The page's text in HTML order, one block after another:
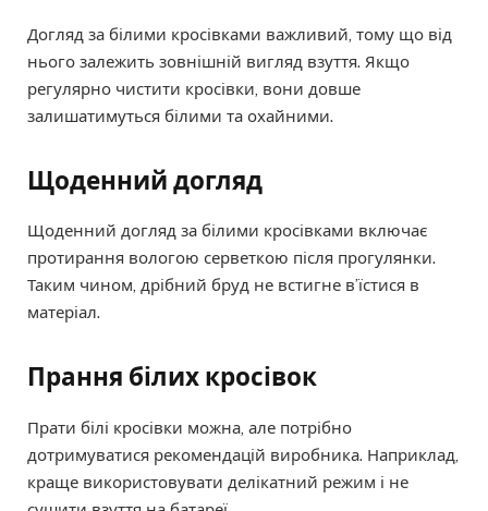
Догляд за білими кросівками важливий, тому що від
нього залежить зовнішній вигляд взуття. Якщо
регулярно чистити кросівки, вони довше
залишатимуться білими та охайними.
Щоденний догляд
Щоденний догляд за білими кросівками включає
протирання вологою серветкою після прогулянки.
Таким чином, дрібний бруд не встигне в’їстися в
матеріал.
Прання білих кросівок
Прати білі кросівки можна, але потрібно
дотримуватися рекомендацій виробника. Наприклад,
краще використовувати делікатний режим і не